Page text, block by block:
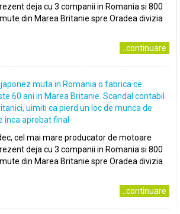
deja cu 3 companii in Romania si 800
din Marea Britanie spre Oradea divizia
..continuare
japonez muta in Romania o fabrica ce
60 ani in Marea Britanie. Scandal contabil
uimiti ca pierd un loc de munca de
inca aprobat final
cel mai mare producator de motoare
deja cu 3 companii in Romania si 800
din Marea Britanie spre Oradea divizia
..continuare